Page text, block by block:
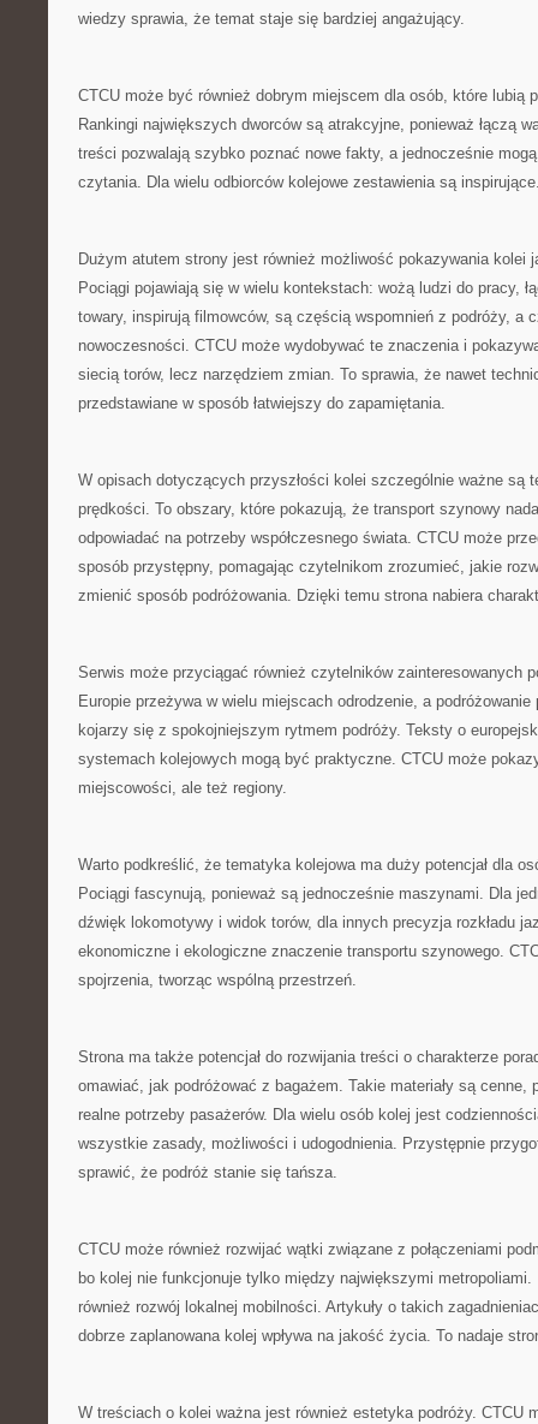
wiedzy sprawia, że temat staje się bardziej angażujący.
CTCU może być również dobrym miejscem dla osób, które lubią
Rankingi największych dworców są atrakcyjne, ponieważ łączą
treści pozwalają szybko poznać nowe fakty, a jednocześnie
czytania. Dla wielu odbiorców kolejowe zestawienia są
Dużym atutem strony jest również możliwość pokazywania kolei
Pociągi pojawiają się w wielu kontekstach: wożą ludzi do pracy,
towary, inspirują filmowców, są częścią wspomnień z podróży, a
nowoczesności. CTCU może wydobywać te znaczenia i
siecią torów, lecz narzędziem zmian. To sprawia, że nawet
przedstawiane w sposób łatwiejszy do zapamiętania.
W opisach dotyczących przyszłości kolei szczególnie ważne są
prędkości. To obszary, które pokazują, że transport szynowy
odpowiadać na potrzeby współczesnego świata. CTCU może
sposób przystępny, pomagając czytelnikom zrozumieć, jakie
zmienić sposób podróżowania. Dzięki temu strona nabiera
Serwis może przyciągać również czytelników zainteresowanych
Europie przeżywa w wielu miejscach odrodzenie, a
kojarzy się z spokojniejszym rytmem podróży. Teksty o
systemach kolejowych mogą być praktyczne. CTCU może
miejscowości, ale też regiony.
Warto podkreślić, że tematyka kolejowa ma duży potencjał dla
Pociągi fascynują, ponieważ są jednocześnie maszynami. Dla
dźwięk lokomotywy i widok torów, dla innych precyzja rozkładu
ekonomiczne i ekologiczne znaczenie transportu szynowego.
spojrzenia, tworząc wspólną przestrzeń.
Strona ma także potencjał do rozwijania treści o charakterze
omawiać, jak podróżować z bagażem. Takie materiały są cenne,
realne potrzeby pasażerów. Dla wielu osób kolej jest
wszystkie zasady, możliwości i udogodnienia. Przystępnie
sprawić, że podróż stanie się tańsza.
CTCU może również rozwijać wątki związane z połączeniami
bo kolej nie funkcjonuje tylko między największymi
również rozwój lokalnej mobilności. Artykuły o takich
dobrze zaplanowana kolej wpływa na jakość życia. To nadaje
W treściach o kolei ważna jest również estetyka podróży. CTCU